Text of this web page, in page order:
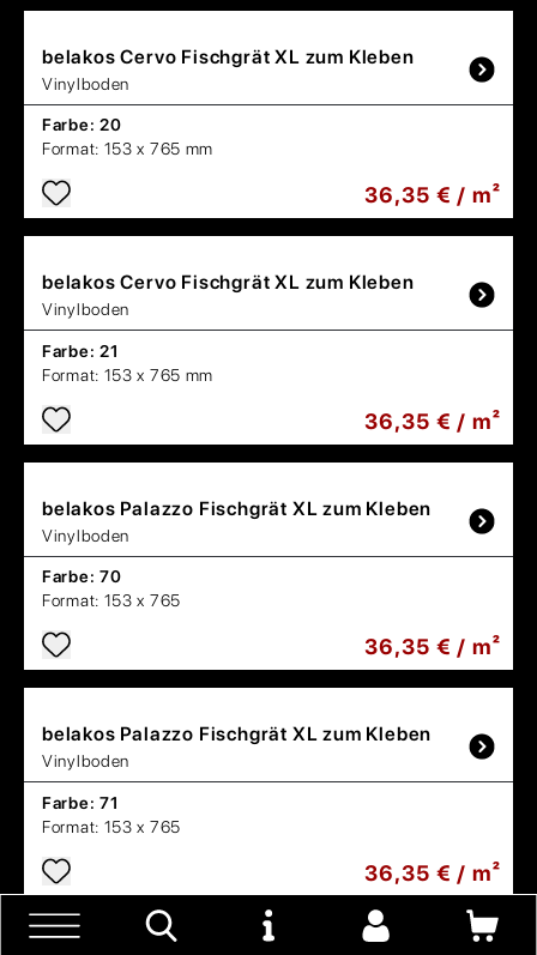
belakosCervo Fischgrät XL zum Kleben
Vinylboden
Farbe: 20
Format: 153 x 765 mm
36,35 € / m²
belakosCervo Fischgrät XL zum Kleben
Vinylboden
Farbe: 21
Format: 153 x 765 mm
36,35 € / m²
belakos Palazzo Fischgrät XL zum Kleben
Vinylboden
Farbe: 70
Format: 153 x 765
36,35 € / m²
belakos Palazzo Fischgrät XL zum Kleben
Vinylboden
Farbe: 71
Format: 153 x 765
36,35 € / m²